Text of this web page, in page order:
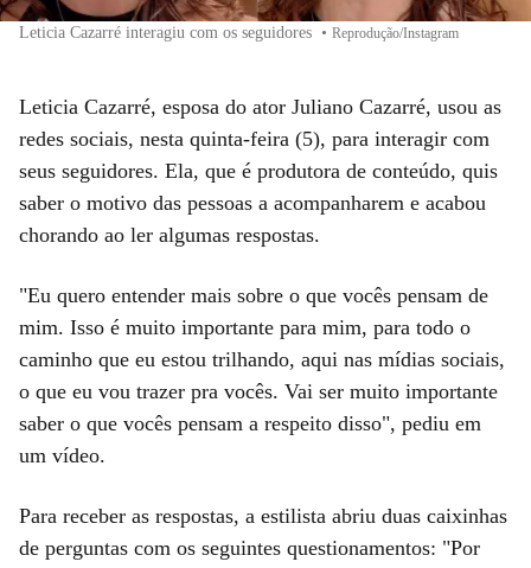
Leticia Cazarré interagiu com os seguidores • Reprodução/Instagram
Leticia Cazarré, esposa do ator Juliano Cazarré, usou as
redes sociais, nesta quinta-feira (5), para interagir com
seus seguidores. Ela, que é produtora de conteúdo, quis
saber o motivo das pessoas a acompanharem e acabou
chorando ao ler algumas respostas.
"Eu quero entender mais sobre o que vocês pensam de
mim. Isso é muito importante para mim, para todo o
caminho que eu estou trilhando, aqui nas mídias sociais,
o que eu vou trazer pra vocês. Vai ser muito importante
saber o que vocês pensam a respeito disso", pediu em
um vídeo.
Para receber as respostas, a estilista abriu duas caixinhas
de perguntas com os seguintes questionamentos: "Por